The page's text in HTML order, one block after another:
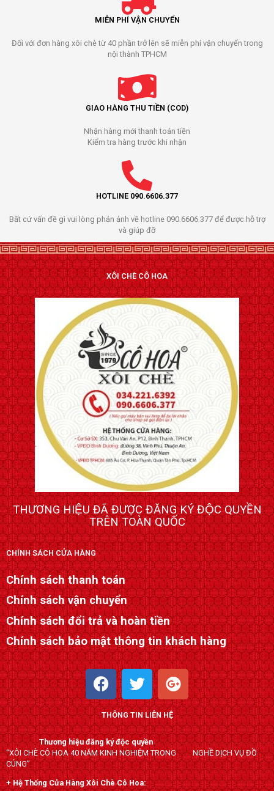
MIỄN PHÍ VẬN CHUYỂN
Đối với đơn hàng xôi chè từ 40 phần trở lên sẽ miễn phí vận chuyển trong
nội thành TPHCM
GIAO HÀNG THU TIỀN (COD)
Nhận hàng mới thanh toán tiền
Kiểm tra hàng trước khi nhận
HOTLINE 090.6606.377
Bất cứ vấn đề gì vui lòng phản ảnh về hotline 090.6606.377 để được hỗ trợ
và giúp đỡ
XÔI CHÈ CÔ HOA
THƯƠNG HIỆU ĐÃ ĐƯỢC ĐĂNG KÝ ĐỘC QUYỀN
TRÊN TOÀN QUỐC
CHÍNH SÁCH CỬA HÀNG
Chính sách thanh toán
Chính sách vận chuyển
Chính sách đổi trả và hoàn tiền
Chính sách bảo mật thông tin khách hàng
F
a
c
e
b
o
o
k
T
w
i
t
t
e
r
G
o
o
g
l
e
-
p
THÔNG TIN LIÊN HỆ
Thương hiệu đăng ký độc quyền
“XÔI CHÈ CÔ HOA 40 NĂM KINH NGHIỆM TRONG NGHỀ DỊCH VỤ ĐỒ
CÚNG”
+ Hệ Thống Cửa Hàng Xôi Chè Cô Hoa: